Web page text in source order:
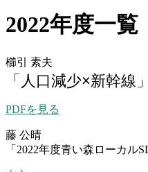
2022年度一覧
櫛引 素夫
「人口減少×新幹
PDFを見る
藤 公晴
「2022年度青い森ローカル